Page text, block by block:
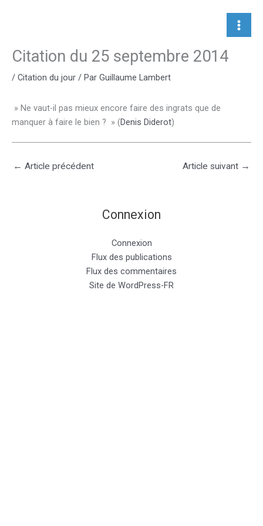
Citation du 25 septembre 2014
/ Citation du jour / Par Guillaume Lambert
» Ne vaut-il pas mieux encore faire des ingrats que de
manquer à faire le bien ? » (Denis Diderot)
← Article précédent Article suivant →
Connexion
Connexion
Flux des publications
Flux des commentaires
Site de WordPress-FR